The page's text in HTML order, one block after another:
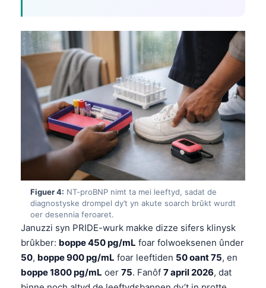
Figuer 4: NT-proBNP nimt ta mei leeftyd, sadat de
diagnostyske drompel dy’t yn akute soarch brûkt wurdt
oer desennia feroaret.
Januzzi syn PRIDE-wurk makke dizze sifers klinysk
brûkber: boppe 450 pg/mL foar folwoeksenen ûnder
50, boppe 900 pg/mL foar leeftiden 50 oant 75, en
boppe 1800 pg/mL oer 75. Fanôf 7 april 2026, dat